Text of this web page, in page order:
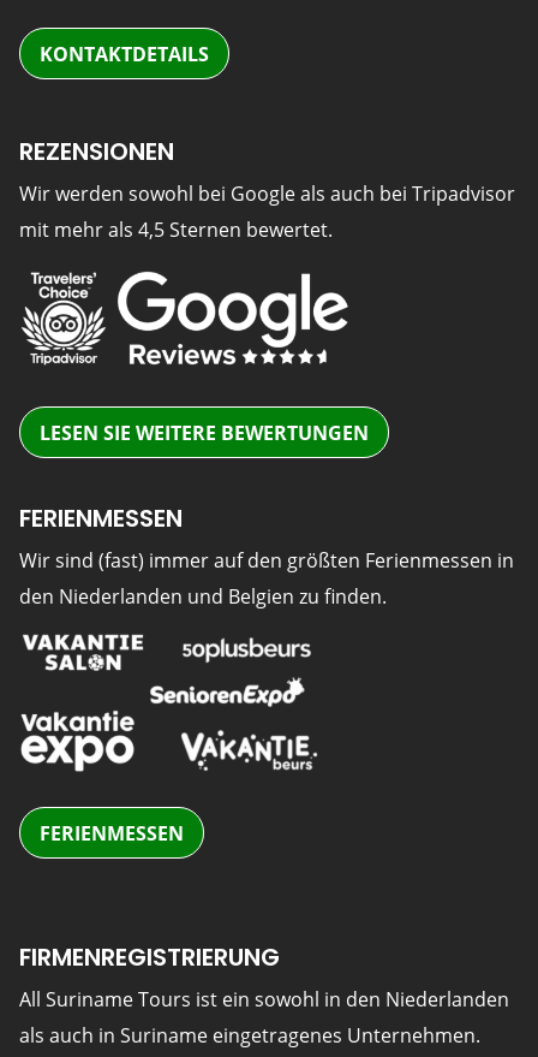
KONTAKTDETAILS
REZENSIONEN
Wir werden sowohl bei Google als auch bei Tripadvisor
mit mehr als 4,5 Sternen bewertet.
LESEN SIE WEITERE BEWERTUNGEN
FERIENMESSEN
Wir sind (fast) immer auf den größten Ferienmessen in
den Niederlanden und Belgien zu finden.
FERIENMESSEN
FIRMENREGISTRIERUNG
All Suriname Tours ist ein sowohl in den Niederlanden
als auch in Suriname eingetragenes Unternehmen.